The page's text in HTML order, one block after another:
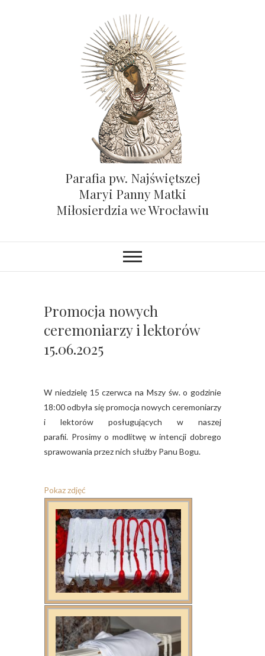
Parafia pw. Najświętszej
Maryi Panny Matki
Miłosierdzia we Wrocławiu
Promocja nowych
ceremoniarzy i lektorów
15.06.2025
W niedzielę 15 czerwca na Mszy św. o godzinie
18:00 odbyła się promocja nowych ceremoniarzy
i lektorów posługujących w naszej
parafii. Prosimy o modlitwę w intencji dobrego
sprawowania przez nich służby Panu Bogu.
Pokaz zdjęć